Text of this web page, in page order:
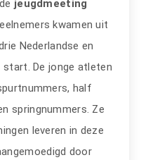
jeugdmeeting
kwamen uit
Nederlandse en
De jonge atleten
half
springnummers. Ze
leveren in deze
door